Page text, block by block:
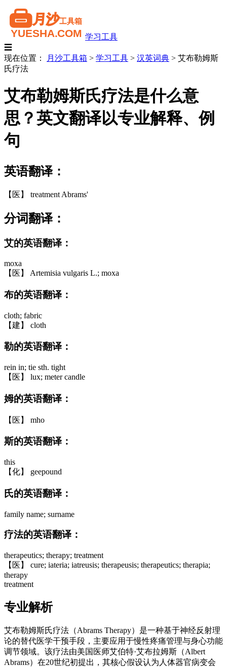
学习工具
☰
现在位置：
月沙工具箱 > 学习工具 > 汉英词典 > 艾布勒姆斯
氏疗法
艾布勒姆斯氏疗法是什么意
思？英文翻译以专业解释、例
句
英语翻译：
【医】 treatment Abrams'
分词翻译：
艾的英语翻译：
moxa
【医】 Artemisia vulgaris L.; moxa
布的英语翻译：
cloth; fabric
【建】 cloth
勒的英语翻译：
rein in; tie sth. tight
【医】 lux; meter candle
姆的英语翻译：
【医】 mho
斯的英语翻译：
this
【化】 geepound
氏的英语翻译：
family name; surname
疗法的英语翻译：
therapeutics; therapy; treatment
【医】 cure; iateria; iatreusis; therapeusis; therapeutics; therapia;
therapy
treatment
专业解析
艾布勒姆斯氏疗法（Abrams Therapy）是一种基于神经反射理
论的替代医学干预手段，主要应用于慢性疼痛管理与身心功能
调节领域。该疗法由美国医师艾伯特·艾布拉姆斯（Albert
Abrams）在20世纪初提出，其核心假设认为人体器官病变会